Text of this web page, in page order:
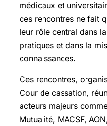
médicaux et
ces rencontres ne fait
leur rôle central dans
pratiques et dans la
connaissances.
Ces rencontres,
Cour de cassation,
acteurs majeurs
Mutualité, MACSF,